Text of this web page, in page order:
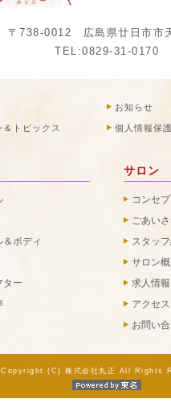
〒738-0012 広島県廿日市市
TEL:0829-31-0170
お知らせ
トピックス 個人情報保
＆ボディ
ター
サロン
コンセプ
ごあい
スタッ
サロン
求人情報
アクセス
お問い
Copyright (C) 株式会社丸正 All Rights